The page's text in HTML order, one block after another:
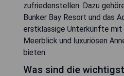
zufriedenstellen. Dazu
Bunker Bay Resort und das
erstklassige Unterkünfte mit
Meerblick und luxuriösen
bieten.
Was sind die